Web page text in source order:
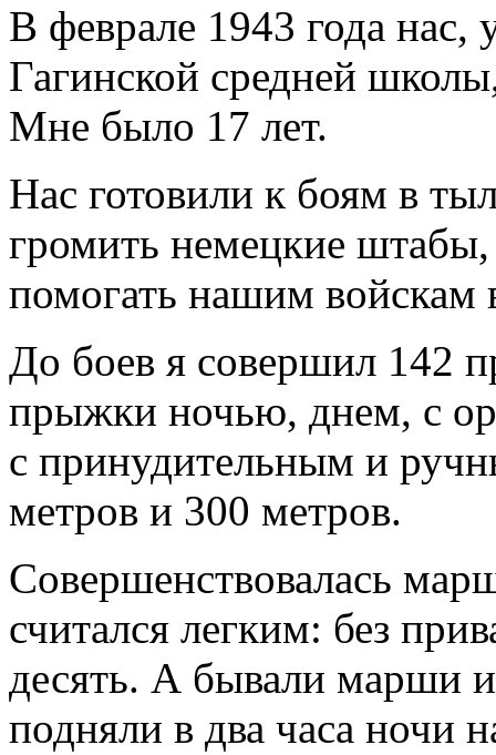
В феврале 1943 года нас,
Гагинской средней
Мне было 17 лет.
Нас готовили к боям в
громить немецкие
помогать нашим войскам
До боев я совершил 142
прыжки ночью, днем, с
с принудительным и
метров и 300 метров.
Совершенствовалась
считался легким: без
десять. А бывали марши
подняли в два часа ночи